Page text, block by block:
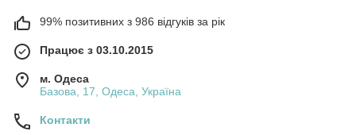
99% позитивних з 986 відгуків за рік
Працює з 03.10.2015
м. Одеса
Базова, 17, Одеса, Україна
Контакти